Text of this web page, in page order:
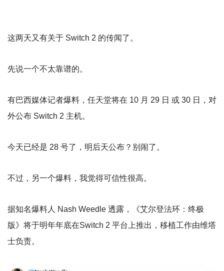
这两天又有关于 Switch 2 的传闻了。
先说一个不太靠谱的。
有巴西媒体记者爆料，任天堂将在 10 月 29 日 或 30 日，对
外公布 Switch 2 主机。
今天已经是 28 号了，明后天公布？别闹了。
不过，另一个爆料，我觉得可信性很高。
据知名爆料人 Nash Weedle 透露，《艾尔登法环：终极
版》将于明年年底在Switch 2 平台上推出，移植工作由维塔
士负责。